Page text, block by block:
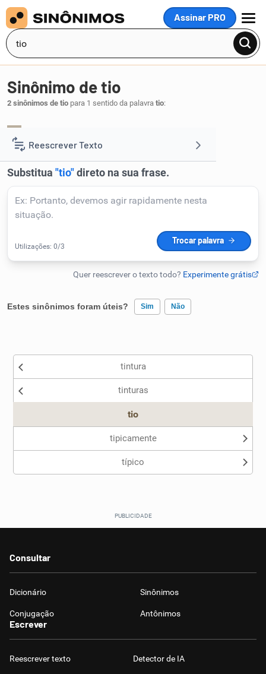
Assinar PRO
MENU
Reescrever Texto
Resumir Texto
Corrigir Texto
Detector de IA
Humanizador de IA
Conexões
Dicionário
Sinônimo de tio
2 sinônimos de tio para 1 sentido da palavra tio:
Estes sinônimos foram úteis? Sim Não
Nenhum dos sinônimos apresentados me ajudou
tintura
tinturas
tio
tipicamente
típico
Consultar
Dicionário Sinônimos
Conjugação Antônimos
Escrever
Reescrever texto Detector de IA